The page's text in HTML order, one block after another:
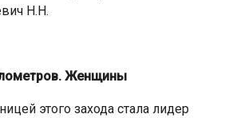
Н.Н.
Женщины
этого захода стала лидер